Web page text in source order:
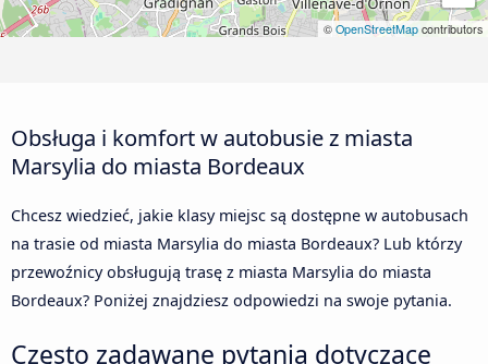
© OpenStreetMap contributors
Obsługa i komfort w autobusie z miasta
Marsylia do miasta Bordeaux
Chcesz wiedzieć, jakie klasy miejsc są dostępne w autobusach
na trasie od miasta Marsylia do miasta Bordeaux? Lub którzy
przewoźnicy obsługują trasę z miasta Marsylia do miasta
Bordeaux? Poniżej znajdziesz odpowiedzi na swoje pytania.
Często zadawane pytania dotyczące